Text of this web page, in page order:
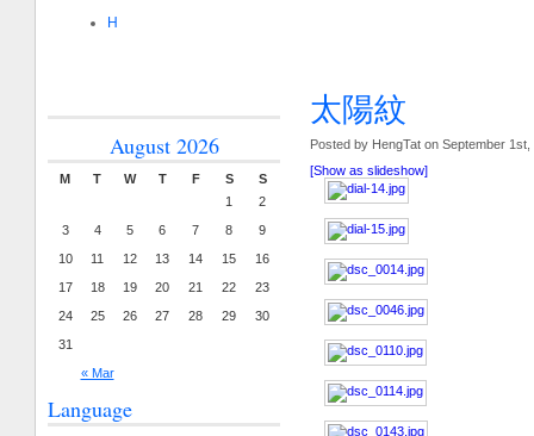
H
太陽紋
Posted by HengTat on September 1st,
[Show as slideshow]
August 2026
M T W T F S S
« Mar
1
2
3
4 5 6 7 8
9
10
11 12 13 14 15
16
17
18 19 20 21 22
23
24
25 26 27 28 29
30
31
Language